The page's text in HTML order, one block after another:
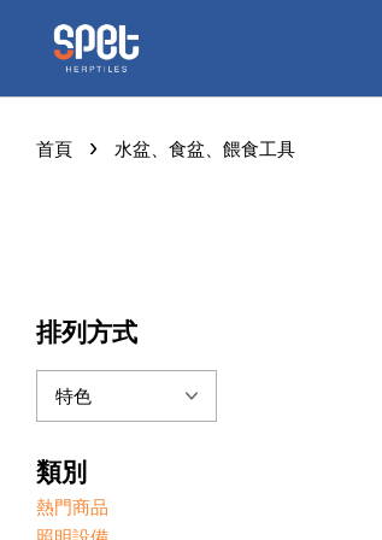
首頁 › 水盆、食盆、餵食工具
排列方式
類別
熱門商品